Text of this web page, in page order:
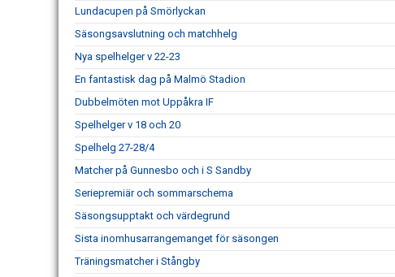
Lundacupen på Smörlyckan
Säsongsavslutning och matchhelg
Nya spelhelger v 22-23
En fantastisk dag på Malmö Stadion
Dubbelmöten mot Uppåkra IF
Spelhelger v 18 och 20
Spelhelg 27-28/4
Matcher på Gunnesbo och i S Sandby
Seriepremiär och sommarschema
Säsongsupptakt och värdegrund
Sista inomhusarrangemanget för säsongen
Träningsmatcher i Stångby